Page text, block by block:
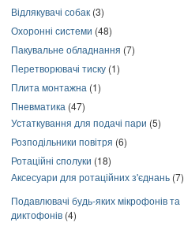
Відлякувачі собак (3)
Охоронні системи (48)
Пакувальне обладнання (7)
Перетворювачі тиску (1)
Плита монтажна (1)
Пневматика (47)
Устаткування для подачі пари (5)
Розподільники повітря (6)
Ротаційні сполуки (18)
Аксесуари для ротаційних з'єднань (7)
Подавлювачі будь-яких мікрофонів та
диктофонів (4)